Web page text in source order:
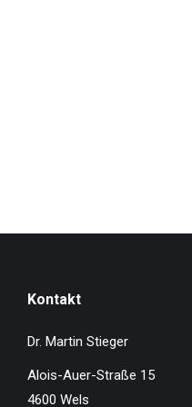
Kontakt
Dr. Martin Stieger
Alois-Auer-Straße 15
4600 Wels